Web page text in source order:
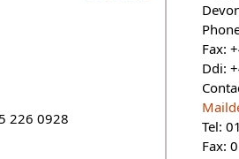
226 0928
Fax:
Ddi:
Tel:
Fax: